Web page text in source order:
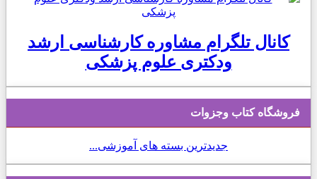
کانال تلگرام مشاوره کارشناسی ارشد
ودکتری علوم پزشکی
فروشگاه کتاب وجزوات
جدیدترین بسته های آموزشی...